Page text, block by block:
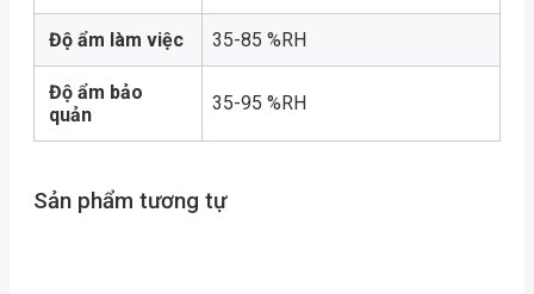
Độ ẩm làm việc 35-85 %RH
Độ ẩm bảo
quản
35-95 %RH
Sản phẩm tương tự